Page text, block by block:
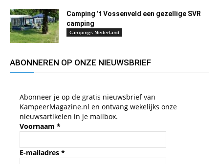
Camping ’t Vossenveld een gezellige SVR
camping
Campings Nederland
ABONNEREN OP ONZE NIEUWSBRIEF
Abonneer je op de gratis nieuwsbrief van
KampeerMagazine.nl en ontvang wekelijks onze
nieuwsartikelen in je mailbox.
Voornaam *
E-mailadres *